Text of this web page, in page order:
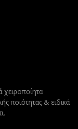
χειροποίητα
ποιότητας & ειδικά